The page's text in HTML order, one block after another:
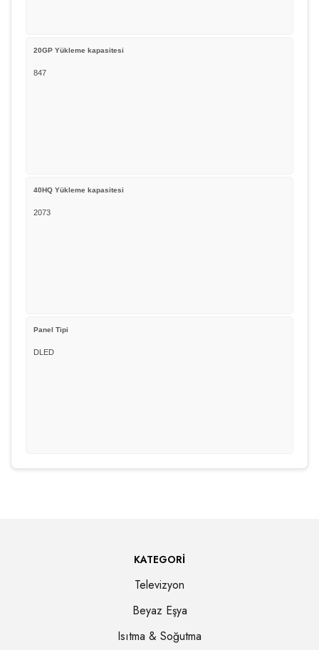
20GP Yükleme kapasitesi
847
40HQ Yükleme kapasitesi
2073
Panel Tipi
DLED
KATEGORI
Televizyon
Beyaz Eşya
Isıtma & Soğutma